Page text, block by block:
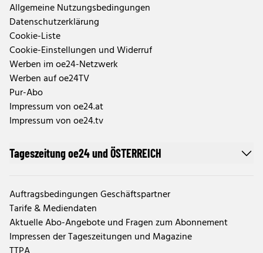
Allgemeine Nutzungsbedingungen
Datenschutzerklärung
Cookie-Liste
Cookie-Einstellungen und Widerruf
Werben im oe24-Netzwerk
Werben auf oe24TV
Pur-Abo
Impressum von oe24.at
Impressum von oe24.tv
Tageszeitung oe24 und ÖSTERREICH
Auftragsbedingungen Geschäftspartner
Tarife & Mediendaten
Aktuelle Abo-Angebote und Fragen zum Abonnement
Impressen der Tageszeitungen und Magazine